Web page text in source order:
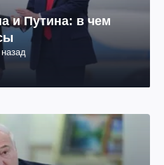
и Путина: в чем